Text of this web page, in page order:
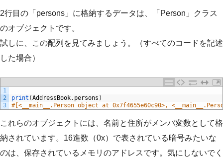
2行目の「persons」に格納するデータは、「Person」クラス
のオブジェクトです。
試しに、この配列を見てみましょう。（すべてのコードを記述
した場合）
1
2
3
print (AddressBook. persons )
#[<__main__.Person object at 0x7f4655e60c90>,
これらのオブジェクトには、名前と住所がメンバ変数として格
納されています。16進数（0x）で表されている暗号みたいな
のは、保存されているメモリのアドレスです。気にしないでく